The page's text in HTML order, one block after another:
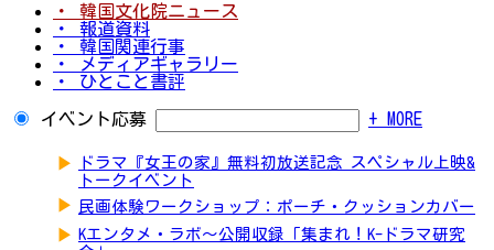
・ 韓国文化院ニュース
・ 報道資料
・ 韓国関連行事
・ メディアギャラリー
・ ひとこと書評
イベント応募 + MORE
▶
ドラマ『女王の家』無料初放送記念 スペシャル上映&
トークイベント
▶ 民画体験ワークショップ：ポーチ・クッションカバー
▶ Kエンタメ・ラボ～公開収録「集まれ！K-ドラマ研究